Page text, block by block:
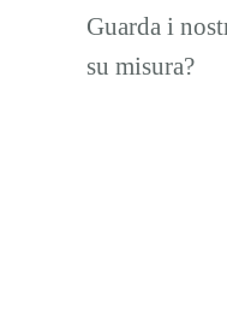
Guarda i
su misura?